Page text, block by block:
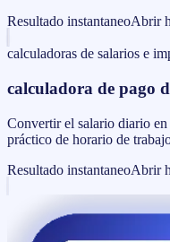
Resultado instantaneoAbrir
calculadoras de salarios e
calculadora de pago
Convertir el salario diario
práctico de horario de
Resultado instantaneoAbrir